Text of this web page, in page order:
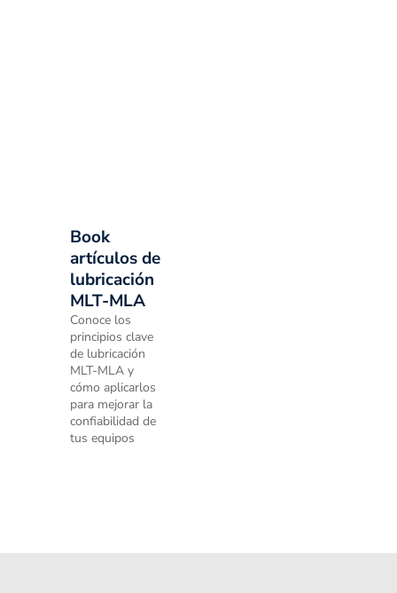
Book
artículos de
lubricación
MLT-MLA
Conoce los
principios clave
de lubricación
MLT-MLA y
cómo aplicarlos
para mejorar la
confiabilidad de
tus equipos